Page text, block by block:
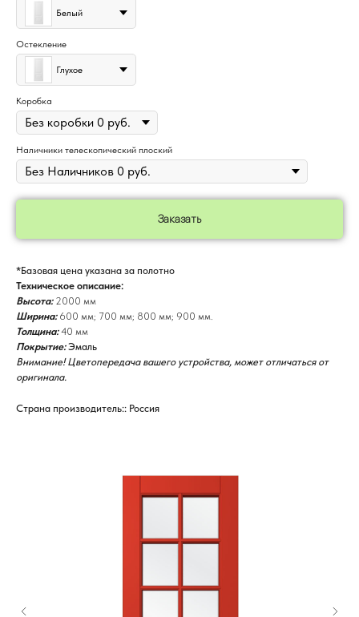
Белый
Остекление
Глухое
Коробка
Наличники телескопический плоский
Заказать
*Базовая цена указана за полотно
Техническое описание:
Высота: 2000 мм
Ширина: 600 мм; 700 мм; 800 мм; 900 мм.
Толщина: 40 мм
Покрытие:Эмаль
Внимание! Цветопередача вашего устройства, может отличаться от
оригинала.
Страна производитель:: Россия